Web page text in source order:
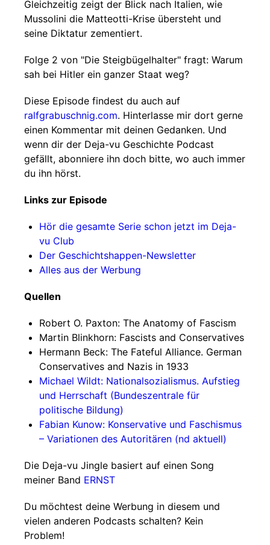
Gleichzeitig zeigt der Blick nach Italien, wie
Mussolini die Matteotti-Krise übersteht und
seine Diktatur zementiert.
Folge 2 von "Die Steigbügelhalter" fragt: Warum
sah bei Hitler ein ganzer Staat weg?
Diese Episode findest du auch auf
ralfgrabuschnig.com. Hinterlasse mir dort gerne
einen Kommentar mit deinen Gedanken. Und
wenn dir der Deja-vu Geschichte Podcast
gefällt, abonniere ihn doch bitte, wo auch immer
du ihn hörst.
Links zur Episode
Hör die gesamte Serie schon jetzt im Deja-
vu Club
Der Geschichtshappen-Newsletter
Alles aus der Werbung
Quellen
Robert O. Paxton: The Anatomy of Fascism
Martin Blinkhorn: Fascists and Conservatives
Hermann Beck: The Fateful Alliance. German
Conservatives and Nazis in 1933
Michael Wildt: Nationalsozialismus. Aufstieg
und Herrschaft (Bundeszentrale für
politische Bildung)
Fabian Kunow: Konservative und Faschismus
– Variationen des Autoritären (nd aktuell)
Die Deja-vu Jingle basiert auf einen Song
meiner Band ERNST
Du möchtest deine Werbung in diesem und
vielen anderen Podcasts schalten? Kein
Problem!